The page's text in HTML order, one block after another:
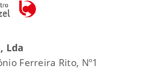
Lda
Ferreira Rito, Nº1